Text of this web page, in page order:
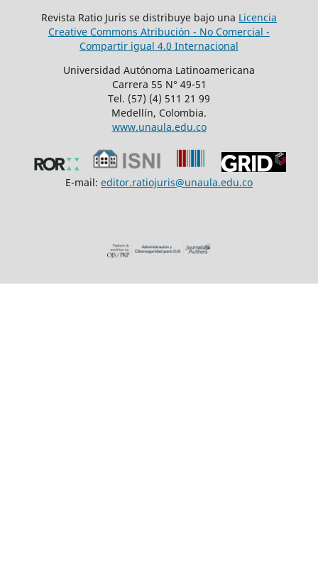
Revista Ratio Juris se distribuye bajo una Licencia
Creative Commons Atribución - No Comercial -
Compartir igual 4.0 Internacional
Universidad Autónoma Latinoamericana
Carrera 55 N° 49-51
Tel. (57) (4) 511 21 99
Medellín, Colombia.
www.unaula.edu.co
E-mail: editor.ratiojuris@unaula.edu.co